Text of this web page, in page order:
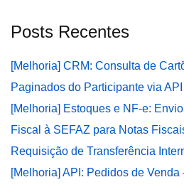
Posts Recentes
[Melhoria] CRM: Consulta de
Paginados do Participante via API
[Melhoria] Estoques e NF-e:
Fiscal à SEFAZ para Notas
Requisição de Transferência
[Melhoria] API: Pedidos de